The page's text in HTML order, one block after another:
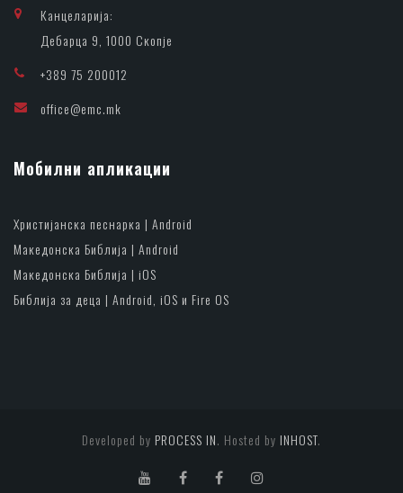
Канцеларија:
Дебарца 9, 1000 Скопје
+389 75 200012
office@emc.mk
Мобилни апликации
Христијанска песнарка | Android
Македонска Библија | Android
Македонска Библија | iOS
Библија за деца | Android, iOS и Fire OS
Developed by PROCESS IN. Hosted by INHOST.